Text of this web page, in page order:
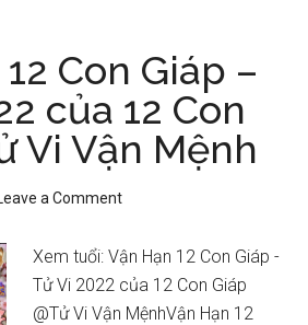
Hợp
Tuổi,
Hợp
Mệnh
Phonɡ
Thủy
|
Con Giáp –
của 12 Con
Vi Vận Mệnh
a Comment
Xem tuổi: Vận Hạn 12 Con Giáp -
Tử Vi 2022 của 12 Con Giáp
@Tử Vi Vận MệnhVận Hạn 12